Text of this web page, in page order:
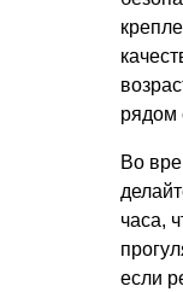
Во
часа,
если